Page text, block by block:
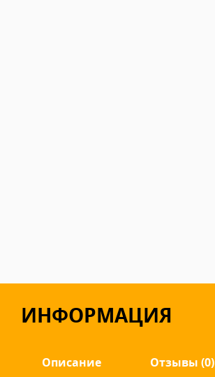
ИНФОРМАЦИЯ
Описание Отзывы (0)